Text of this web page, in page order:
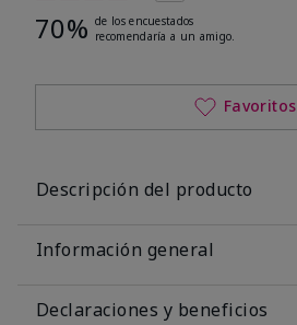
70% de los encuestados
recomendaría a un amigo.
Favoritos
Descripción del producto
Información general
Declaraciones y beneficios